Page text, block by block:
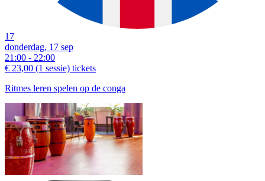
17
donderdag, 17 sep
21:00 - 22:00
€ 23,00 (1 sessie) tickets
Ritmes leren spelen op de conga